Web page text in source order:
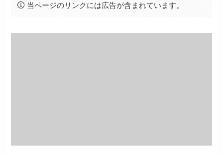
当ページのリンクには広告が含まれています。